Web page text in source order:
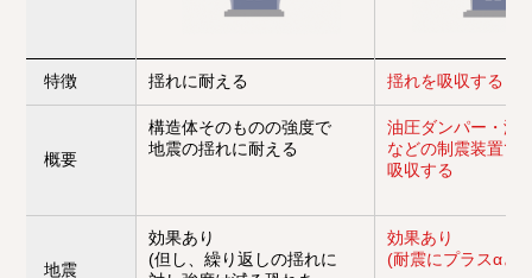
特徴 揺れに耐える 揺れを吸収する
概要
構造体そのものの強度で
地震の揺れに耐える
油圧ダンパー・減
などの制震装置で
吸収する
地震
効果あり
(但し、繰り返しの揺れに
効果あり
(耐震にプラスαと